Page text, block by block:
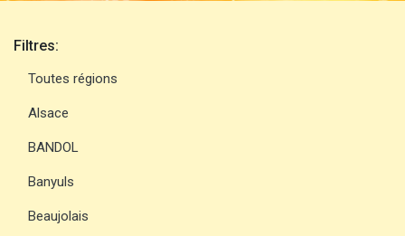
Filtres:
Toutes régions
Alsace
BANDOL
Banyuls
Beaujolais